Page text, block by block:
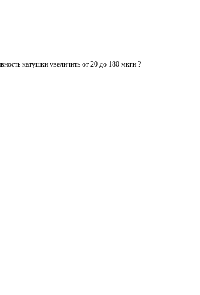
катушки увеличить от 20 до 180 мкгн ?